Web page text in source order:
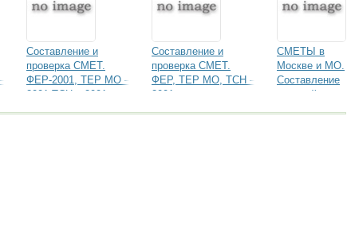
Составление и
проверка СМЕТ.
ФЕР-2001, ТЕР МО –
2001,ТСН – 2001г
Составление и
проверка СМЕТ.
ФЕР, ТЕР МО, ТСН –
2001г
СМЕТЫ в
Москве и МО.
Составление
сметной